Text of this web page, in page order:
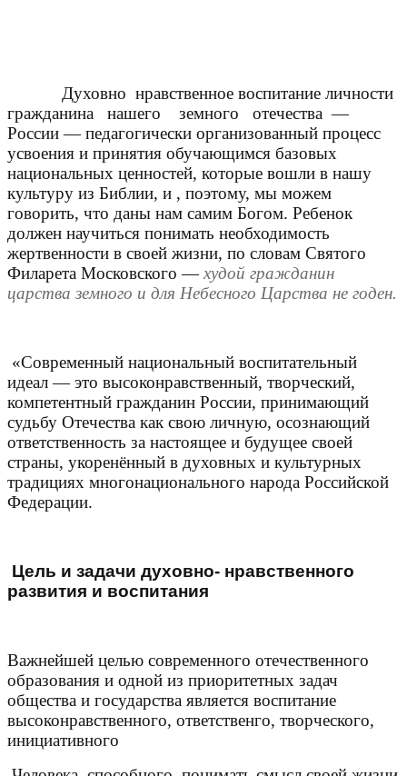
Духовно нравственное воспитание личности
гражданина нашего земного отечества —
России — педагогически организованный процесс
усвоения и принятия обучающимся базовых
национальных ценностей, которые вошли в нашу
культуру из Библии, и , поэтому, мы можем
говорить, что даны нам самим Богом. Ребенок
должен научиться понимать необходимость
жертвенности в своей жизни, по словам Святого
Филарета Московского —худой гражданин
царства земного и для Небесного Царства не годен.
«Современный национальный воспитательный
идеал — это высоконравственный, творческий,
компетентный гражданин России, принимающий
судьбу Отечества как свою личную, осознающий
ответственность за настоящее и будущее своей
страны, укоренённый в духовных и культурных
традициях многонационального народа Российской
Федерации.
Цель и задачи духовно- нравственного
развития и воспитания
Важнейшей целью современного отечественного
образования и одной из приоритетных задач
общества и государства является воспитание
высоконравственного, ответственго, творческого,
инициативного